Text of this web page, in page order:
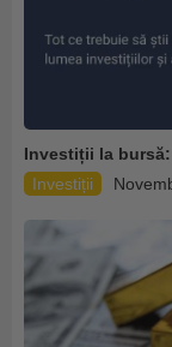
Investiții la
Investiții